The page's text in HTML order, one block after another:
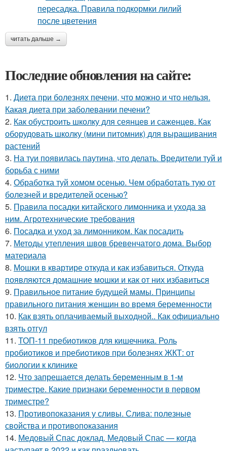
читать дальше →
Последние обновления на сайте:
1. Диета при болезнях печени, что можно и что нельзя.
Какая диета при заболевании печени?
2. Как обустроить школку для сеянцев и саженцев. Как
оборудовать школку (мини питомник) для выращивания
растений
3. На туи появилась паутина, что делать. Вредители туй и
борьба с ними
4. Обработка туй хомом осенью. Чем обработать тую от
болезней и вредителей осенью?
5. Правила посадки китайского лимонника и ухода за
ним. Агротехнические требования
6. Посадка и уход за лимонником. Как посадить
7. Методы утепления швов бревенчатого дома. Выбор
материала
8. Мошки в квартире откуда и как избавиться. Откуда
появляются домашние мошки и как от них избавиться
9. Правильное питание будущей мамы. Принципы
правильного питания женщин во время беременности
10. Как взять оплачиваемый выходной.. Как официально
взять отгул
11. ТОП-11 пребиотиков для кишечника. Роль
пробиотиков и пребиотиков при болезнях ЖКТ: от
биологии к клинике
12. Что запрещается делать беременным в 1-м
триместре. Какие признаки беременности в первом
триместре?
13. Противопоказания у сливы. Слива: полезные
свойства и противопоказания
14. Медовый Спас доклад. Медовый Спас — когда